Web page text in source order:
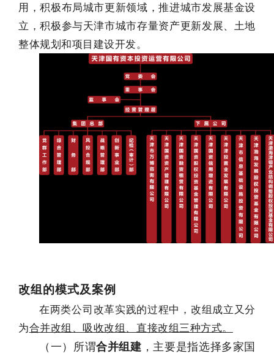
用，积极布局城市更新领域，推进城市发展基金设
立，积极参与天津市城市存量资产更新发展、土地
整体规划和项目建设开发。
改组的模式及案例
在两类公司改革实践的过程中，改组成立又分
为合并改组、吸收改组、直接改组三种方式。
（一）所谓合并组建 ，主要是指选择多家国